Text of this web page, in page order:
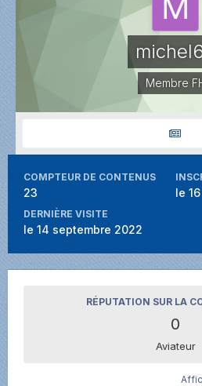
Membre
COMPTEUR DE CONTENUS
23 le
DERNIÈRE VISITE
le 14 septembre 2022
RÉPUTATION SUR LA
0
Aviateur